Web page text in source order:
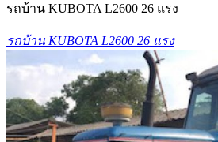
รถบ้าน KUBOTA L2600 26 แรง
รถบ้าน KUBOTA L2600 26 แรง